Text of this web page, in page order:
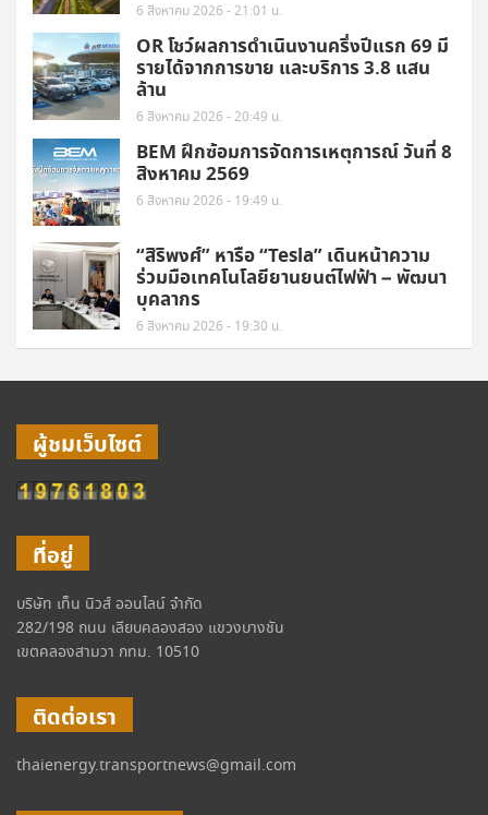
6 สิงหาคม 2026 - 21:01 น.
OR โชว์ผลการดำเนินงานครึ่งปีแรก 69 มี
รายได้จากการขาย และบริการ 3.8 แสน
ล้าน
6 สิงหาคม 2026 - 20:49 น.
BEM ฝึกซ้อมการจัดการเหตุการณ์ วันที่ 8
สิงหาคม 2569
6 สิงหาคม 2026 - 19:49 น.
“สิริพงศ์” หารือ “Tesla” เดินหน้าความ
ร่วมมือเทคโนโลยียานยนต์ไฟฟ้า – พัฒนา
บุคลากร
6 สิงหาคม 2026 - 19:30 น.
ผู้ชมเว็บไซต์
ที่อยู่
บริษัท เท็น นิวส์ ออนไลน์ จำกัด
282/198 ถนน เลียบคลองสอง แขวงบางชัน
เขตคลองสามวา กทม. 10510
ติดต่อเรา
thaienergy.transportnews@gmail.com